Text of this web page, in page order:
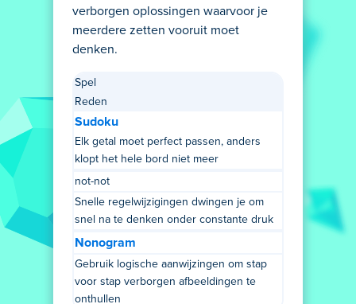
verborgen oplossingen waarvoor je
meerdere zetten vooruit moet
denken.
Spel
Reden
Sudoku
Elk getal moet perfect passen, anders
klopt het hele bord niet meer
not-not
Snelle regelwijzigingen dwingen je om
snel na te denken onder constante druk
Nonogram
Gebruik logische aanwijzingen om stap
voor stap verborgen afbeeldingen te
onthullen